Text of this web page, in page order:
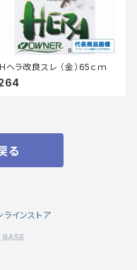
ヘラ改良スレ （金）65ｃｍ
る
インストア